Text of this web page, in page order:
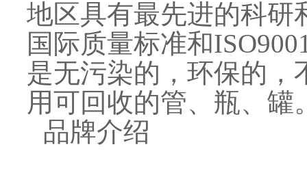
地区具有最先进的科研
国际质量标准和
是无污染的，环保的，
用可回收的管、瓶、罐
品牌介绍